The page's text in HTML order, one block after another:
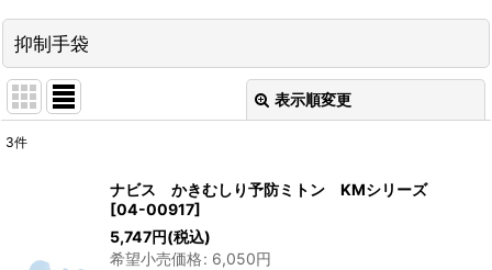
抑制手袋
表示順変更
3件
ナビス かきむしり予防ミトン KMシリーズ
[04-00917]
5,747円(税込)
希望小売価格: 6,050円